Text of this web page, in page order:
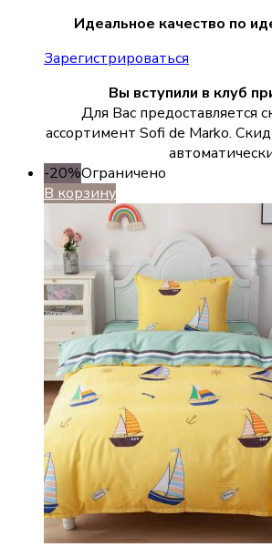
Идеальное качество по
Зарегистрироваться
Вы вступили в клуб
Для Вас предоставляется
ассортимент Sofi de Marko.
-20%Ограничено
В корзину